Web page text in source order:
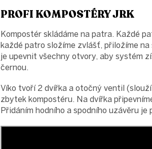
PROFI KOMPOSTÉRY JRK
Kompostér skládáme na patra. Každé
každé patro složíme zvlášť, přiložíme
je upevnit všechny otvory, aby systém
černou.
Víko tvoří 2 dvířka a otočný ventil
zbytek kompostéru. Na dvířka
Přidáním hodního a spodního uzávěru